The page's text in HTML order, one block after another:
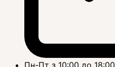
Пн-Пт з 10:00 до 18:00